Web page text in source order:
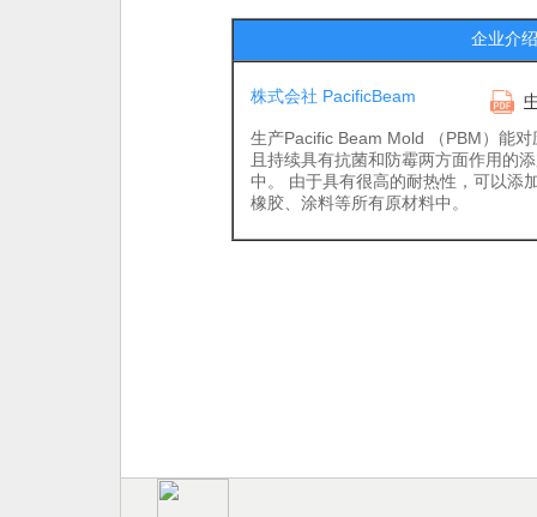
企业介绍
株式会社 PacificBeam
生产Pacific Beam Mold （PBM）能
且持续具有抗菌和防霉两方面作用的
中。 由于具有很高的耐热性，可以添
橡胶、涂料等所有原材料中。